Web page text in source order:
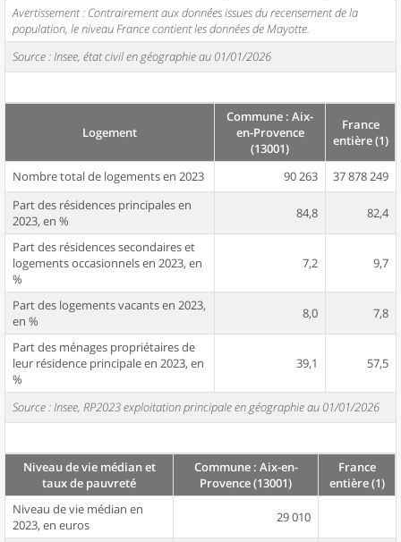
Avertissement : Contrairement aux données issues du recensement de la
population, le niveau France contient les données de Mayotte.
Source : Insee, état civil en géographie au 01/01/2026
Logement
Commune : Aix-
en-Provence
(13001)
France
entière (1)
Nombre total de logements en 2023 90 263
37 878 249
Part des résidences principales en
2023, en %
84,8 82,4
Part des résidences secondaires et
logements occasionnels en 2023, en
%
7,2 9,7
Part des logements vacants en 2023,
en %
8,0 7,8
Part des ménages propriétaires de
leur résidence principale en 2023, en
%
39,1 57,5
Source : Insee, RP2023 exploitation principale en géographie au 01/01/2026
Niveau de vie médian et
taux de pauvreté
Commune : Aix-en-
Provence (13001)
France
entière (1)
Niveau de vie médian en
2023, en euros
29 010